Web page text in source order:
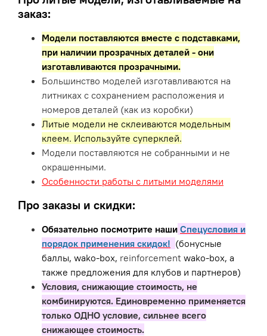
заказ:
Модели поставляются вместе с подставками,
при наличии прозрачных деталей - они
изготавливаются прозрачными.
Большинство моделей изготавливаются на
литниках с сохранением расположения и
номеров деталей (как из коробки)
Литые модели не склеиваются модельным
клеем. Используйте суперклей.
Модели поставляются не собранными и не
окрашенными.
Особенности работы с литыми моделями
Про заказы и скидки:
Обязательно посмотрите наши Спецусловия и
порядок применения скидок! (бонусные
баллы, wako-box, reinforcement wako-box, а
также предложения для клубов и партнеров)
Условия, снижающие стоимость, не
комбинируются. Единовременно применяется
только ОДНО условие, сильнее всего
снижающее стоимость.